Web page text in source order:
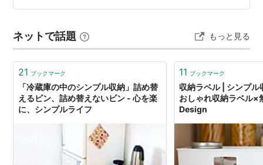
棚 など、“天井近くの収納”です。 今回は、住んでから気
ネットで話題 もっと見る
21 ブックマーク
「冷蔵庫の中のシンプル収納」詰め替
えるビン、詰め替えないビン - 心を楽
に、シンプルライフ
11 ブックマーク
収納ラベル | シンプ
おしゃれ収納ラベル
Design